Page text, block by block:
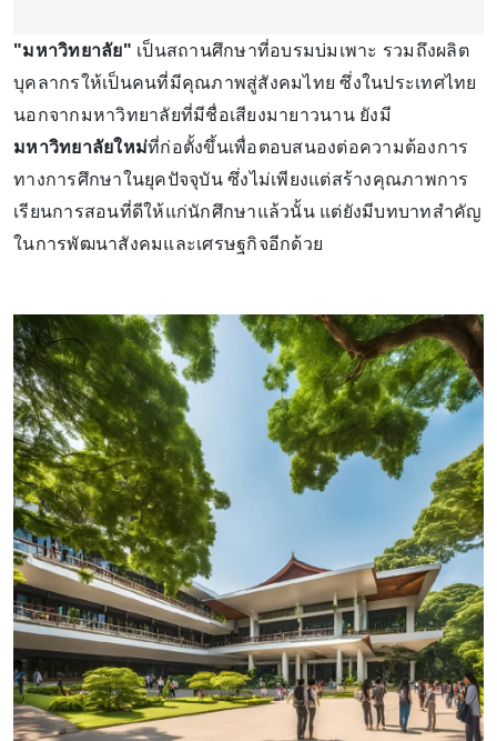
"มหาวิทยาลัย" เป็นสถานศึกษาที่อบรมบ่มเพาะ รวมถึงผลิต
บุคลากรให้เป็นคนที่มีคุณภาพสู่สังคมไทย ซึ่งในประเทศไทย
นอกจากมหาวิทยาลัยที่มีชื่อเสียงมายาวนาน ยังมี
มหาวิทยาลัยใหม่ที่ก่อตั้งขึ้นเพื่อตอบสนองต่อความต้องการ
ทางการศึกษาในยุคปัจจุบัน ซึ่งไม่เพียงแต่สร้างคุณภาพการ
เรียนการสอนที่ดีให้แก่นักศึกษาแล้วนั้น แต่ยังมีบทบาทสำคัญ
ในการพัฒนาสังคมและเศรษฐกิจอีกด้วย